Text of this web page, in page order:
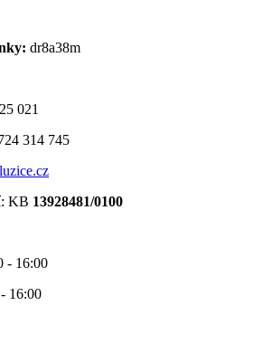
dr8a38m
021
314 745
KB 13928481/0100
- 16:00
16:00